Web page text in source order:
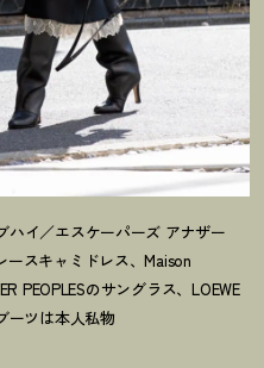
ハイ／エスケーパーズ アナザー
スキャミドレス、Maison
PEOPLESのサングラス、LOEWE
ーツは本人私物